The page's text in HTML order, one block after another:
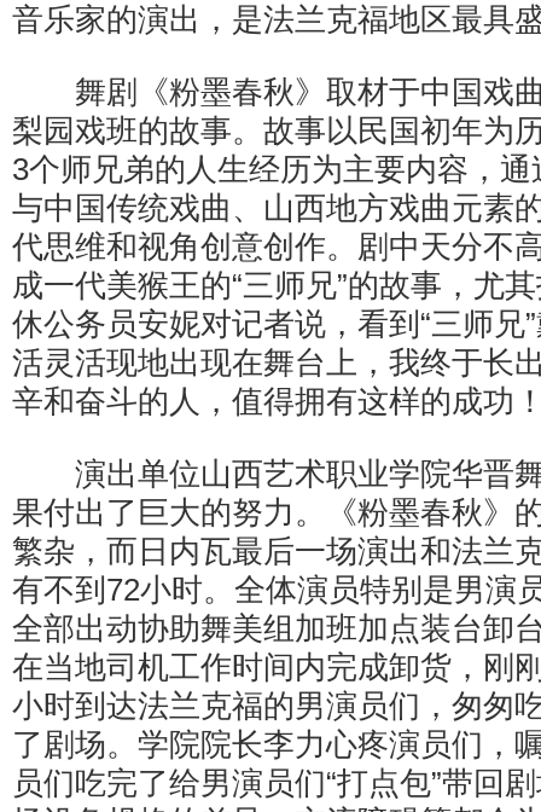
音乐家的演出，是法兰克福地区最具
舞剧《粉墨春秋》取材于中国戏
梨园戏班的故事。故事以民国初年为
3个师兄弟的人生经历为主要内容，
与中国传统戏曲、山西地方戏曲元素
代思维和视角创意创作。剧中天分不
成一代美猴王的“三师兄”的故事，尤
休公务员安妮对记者说，看到“三师兄
活灵活现地出现在舞台上，我终于长
辛和奋斗的人，值得拥有这样的成功
演出单位山西艺术职业学院华晋
果付出了巨大的努力。《粉墨春秋》
繁杂，而日内瓦最后一场演出和法兰
有不到72小时。全体演员特别是男演
全部出动协助舞美组加班加点装台卸
在当地司机工作时间内完成卸货，刚
小时到达法兰克福的男演员们，匆匆
了剧场。学院院长李力心疼演员们，
员们吃完了给男演员们“打点包”带回